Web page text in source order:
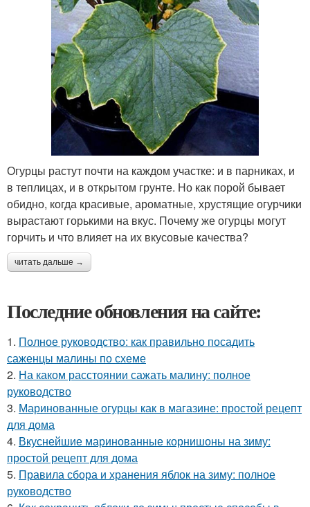
Огурцы растут почти на каждом участке: и в парниках, и
в теплицах, и в открытом грунте. Но как порой бывает
обидно, когда красивые, ароматные, хрустящие огурчики
вырастают горькими на вкус. Почему же огурцы могут
горчить и что влияет на их вкусовые качества?
читать дальше →
Последние обновления на сайте:
1. Полное руководство: как правильно посадить
саженцы малины по схеме
2. На каком расстоянии сажать малину: полное
руководство
3. Маринованные огурцы как в магазине: простой рецепт
для дома
4. Вкуснейшие маринованные корнишоны на зиму:
простой рецепт для дома
5. Правила сбора и хранения яблок на зиму: полное
руководство